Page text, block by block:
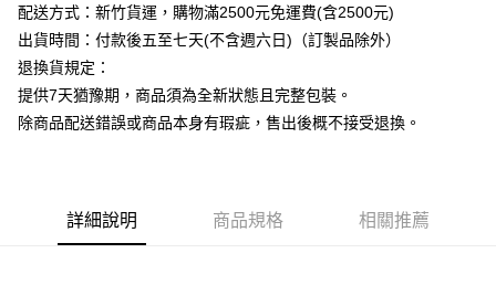
下單前請先詢問庫存
每筆NT$130，滿NT$2,500(含以上)免運費
配送方式：新竹貨運，購物滿2500元免運費(含2500元)
出貨時間：付款後五至七天(不含週六日)（訂製品除外）
退換貨規定：
提供7天猶豫期，商品須為全新狀態且完整包裝。
除商品配送錯誤或商品本身有瑕疵，售出後概不接受退換。
詳細說明 商品規格 相關推薦